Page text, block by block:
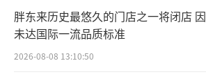
胖东来历史最悠久的门店之一将闭店 因
未达国际一流品质标准
2026-08-08 13:10:50